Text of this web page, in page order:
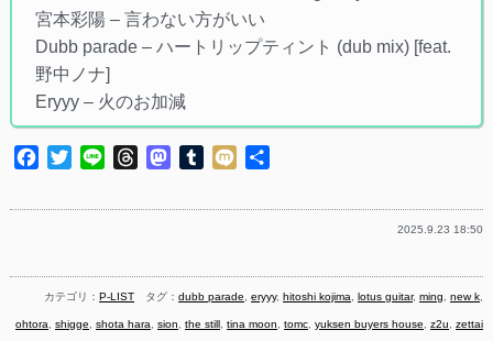
宮本彩陽 – 言わない方がいい
Dubb parade – ハートリップティント (dub mix) [feat.
野中ノナ]
Eryyy – 火のお加減
Facebook
TwitterLine ThreadsMastodon
Tumblr
Mixi
2025.9.23 18:50
カテゴリ：P-LIST タグ：dubb parade ,eryyy,hitoshi kojima ,lotus guitar,ming ,new k
ohtora ,shigge ,shota hara ,sion ,the still ,tina moon ,tomc ,yuksen buyers house ,z2u ,zettai